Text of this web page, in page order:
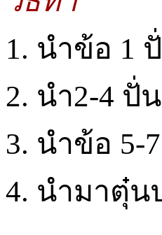
1. นำข้อ 1
2. นำ2-4 ปั่
3. นำข้อ 5-
4. นำมาตุ๋น